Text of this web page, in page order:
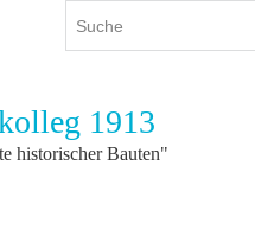
Weiterbildung
1913
historischer Bauten"